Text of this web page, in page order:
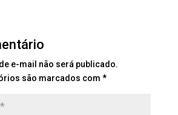
e-mail não será publicado.
são marcados com *